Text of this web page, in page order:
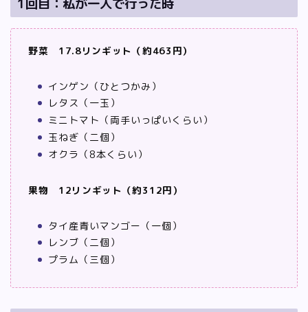
野菜 17.8リンギット（約463円）
インゲン（ひとつかみ）
レタス（一玉）
ミニトマト（両手いっぱいくらい）
玉ねぎ（二個）
オクラ（8本くらい）
果物 12リンギット（約312円）
タイ産青いマンゴー（一個）
レンブ（二個）
プラム（三個）